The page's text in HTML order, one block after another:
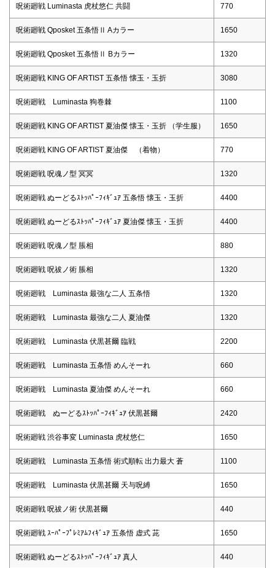
呪術廻戦 Luminasta 虎杖悠仁 共闘 770
呪術廻戦 Qposket 五条悟Ⅱ Aカラー 1650
呪術廻戦 Qposket 五条悟Ⅱ Bカラー 1320
呪術廻戦 KING OF ARTIST 五条悟 懐玉・玉折 3080
呪術廻戦 Luminasta 狗巻棘 1100
呪術廻戦 KING OF ARTIST 夏油傑 懐玉・玉折 （学生服） 1650
呪術廻戦 KING OF ARTIST 夏油傑 （着物） 770
呪術廻戦 呪魂ノ型 冥冥 1320
呪術廻戦 ぬーどるｽﾄｯﾊﾟｰﾌｨｷﾞｭｱ 五条悟 懐玉・玉折 4400
呪術廻戦 ぬーどるｽﾄｯﾊﾟｰﾌｨｷﾞｭｱ 夏油傑 懐玉・玉折 4400
呪術廻戦 呪魂ノ型 脹相 880
呪術廻戦 呪祓ノ術 脹相 1320
呪術廻戦 Luminasta 最強な二人 五条悟 1320
呪術廻戦 Luminasta 最強な二人 夏油傑 1320
呪術廻戦 Luminasta 伏黒甚爾 臨戦 2200
呪術廻戦 Luminasta 五条悟 めんそーれ 660
呪術廻戦 Luminasta 夏油傑 めんそーれ 660
呪術廻戦 ぬーどるｽﾄｯﾊﾟｰﾌｨｷﾞｭｱ 伏黒甚爾 2420
呪術廻戦 渋谷事変 Luminasta 虎杖悠仁 1650
呪術廻戦 Luminasta 五条悟 術式順転 出力最大 蒼 1100
呪術廻戦 Luminasta 伏黒甚爾 天与呪縛 1650
呪術廻戦 呪祓ノ術 伏黒甚爾 440
呪術廻戦 ｽｰﾊﾟｰﾌﾟﾚﾐｱﾑﾌｨｷﾞｭｱ 五条悟 虚式 茈 1650
呪術廻戦 ぬーどるｽﾄｯﾊﾟｰﾌｨｷﾞｭｱ 真人 440